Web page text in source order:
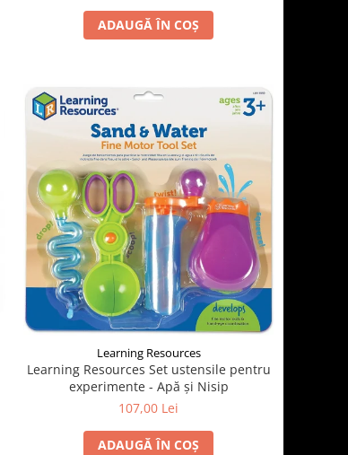
ADAUGĂ ÎN COȘ
Learning Resources
Learning Resources Set ustensile pentru
experimente - Apă și Nisip
107,00 Lei
ADAUGĂ ÎN COȘ